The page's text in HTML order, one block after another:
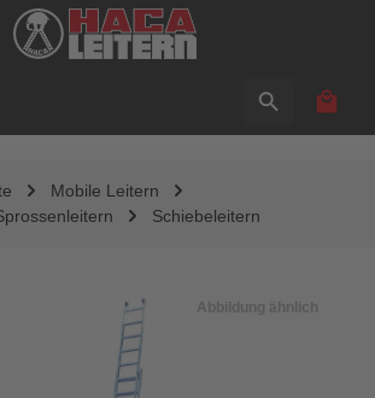
Mobile Leitern
Schiebeleitern
Abbildung ähnlich